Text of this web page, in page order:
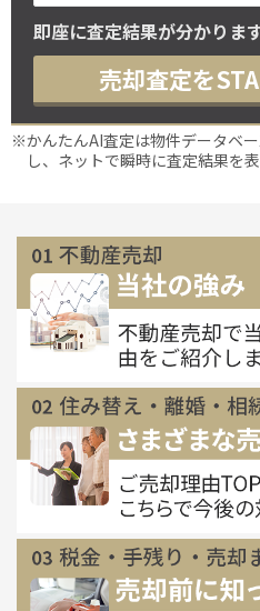
即座に査定結果が分かりま
売却査定を
※かんたんAI査定は物件データベ
し、ネットで瞬時に査定結果を